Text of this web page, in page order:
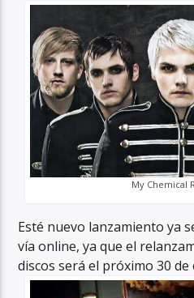
My Chemical
Esté nuevo lanzamiento ya
vía online, ya que el
discos será el próximo 30 de